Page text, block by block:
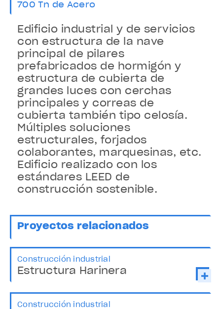
700 Tn de Acero
Edificio industrial y de servicios
con estructura de la nave
principal de pilares
prefabricados de hormigón y
estructura de cubierta de
grandes luces con cerchas
principales y correas de
cubierta también tipo celosía.
Múltiples soluciones
estructurales, forjados
colaborantes, marquesinas, etc.
Edificio realizado con los
estándares LEED de
construcción sostenible.
Proyectos relacionados
Construcción industrial
Estructura Harinera
Construcción industrial